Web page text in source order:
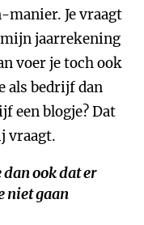
Je vraagt
jaarrekening
voer je toch ook
als bedrijf dan
een blogje? Dat
vraagt.
ook dat er
niet gaan